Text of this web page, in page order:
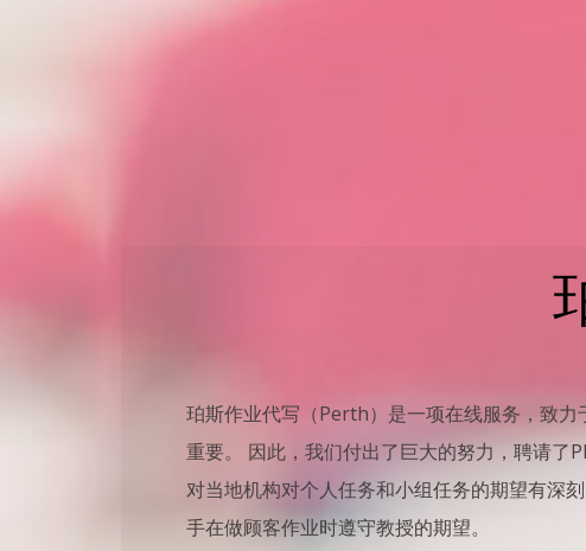
珀斯作业代写（Perth）是一项在线服务，致
重要。 因此，我们付出了巨大的努力，聘请了
对当地机构对个人任务和小组任务的期望有深
手在做顾客作业时遵守教授的期望。